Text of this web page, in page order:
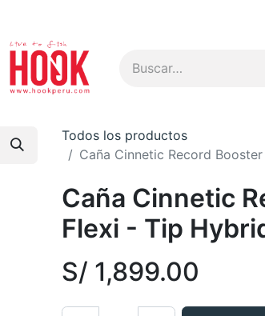
Todos los productos
Caña Cinnetic Record
Caña Cinnetic
Flexi - Tip
S/ 1,899.00